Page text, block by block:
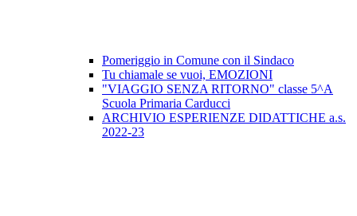
Pomeriggio in Comune con il Sindaco
Tu chiamale se vuoi, EMOZIONI
"VIAGGIO SENZA RITORNO" classe 5^A
Scuola Primaria Carducci
ARCHIVIO ESPERIENZE DIDATTICHE a.s.
2022-23